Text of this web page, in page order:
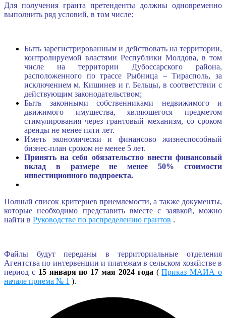
Для получения гранта претенденты должны одновременно
выполнить ряд условий, в том числе:
Быть зарегистрированным и действовать на территории,
контролируемой властями Республики Молдова, в том
числе на территории Дубоссарского района,
расположенного по трассе Рыбница – Тирасполь, за
исключением м. Кишинев и г. Бельцы, в соответствии с
действующим законодательством;
Быть законными собственниками недвижимого и
движимого имущества, являющегося предметом
стимулирования через грантовый механизм, со сроком
аренды не менее пяти лет.
Иметь экономически и финансово жизнеспособный
бизнес-план сроком не менее 5 лет.
Принять на себя обязательство внести финансовый
вклад в размере не менее 50% стоимости
инвестиционного подпроекта.
Полный список критериев приемлемости, а также документы,
которые необходимо представить вместе с заявкой, можно
найти в Руководстве по распределению грантов .
Файлы будут переданы в территориальные отделения
Агентства по интервенции и платежам в сельском хозяйстве в
период с 15 января по 17 мая 2024 года (Приказ МАИА о
начале приема № 1 ).